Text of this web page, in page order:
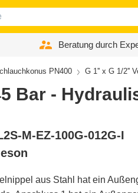
Beratung durch
PN400 G 1'' x G 1/2''
Bar -
M-EZ-100G-012G-I
aus Stahl hat ein